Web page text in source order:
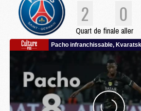
2 0
Quart de finale aller